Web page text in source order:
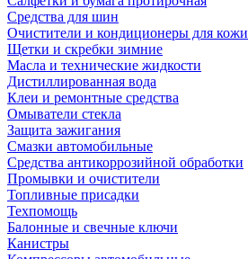
Средства для шин
Очистители и кондиционеры для кожи
Щетки и скребки зимние
Масла и технические жидкости
Дистиллированная вода
Клеи и ремонтные средства
Омыватели стекла
Защита зажигания
Смазки автомобильные
Средства антикоррозийной обработки
Промывки и очистители
Топливные присадки
Техпомощь
Балонные и свечные ключи
Канистры